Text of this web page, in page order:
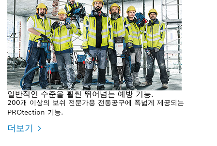
일반적인 수준을 훨씬 뛰어넘는 예방 기능.
200개 이상의 보쉬 전문가용 전동공구에 폭넓게 제공되는
PROtection 기능.
더보기